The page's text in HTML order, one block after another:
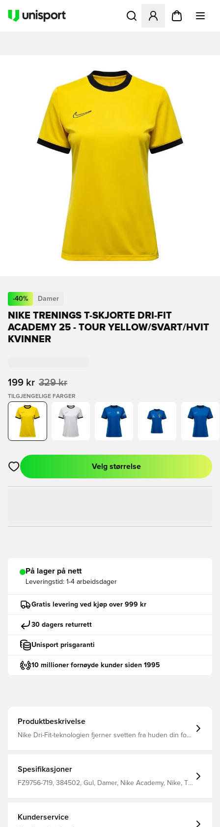
Åpner en Modal for å
-40% Damer
NIKE TRENINGS T-SKJORTE DRI-FIT
ACADEMY 25 - TOUR YELLOW/SVART/HVIT
KVINNER
199 kr 329 kr
TILGJENGELIGE FARGER
Åpner en Modal for å logge inn eller registrere deg som
Velg størrelse
På lager på nett
Leveringstid: 1-4 arbeidsdager
Gratis levering ved kjøp over 999 kr
30 dagers returrett
Unisport prisgaranti
10 millioner fornøyde kunder siden 1995
Produktbeskrivelse
Nike Dri-Fit-teknologien fjerner svetten fra huden din for
Spesifikasjoner
FZ9756-719, 384502, Gul, Damer, Nike Academy, Nike, T-
Kunderservice